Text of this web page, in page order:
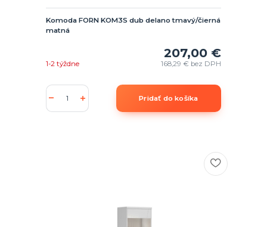
Komoda FORN KOM3S dub delano tmavý/čierná
matná
207,00 €
168,29 € bez DPH
1-2 týždne
Pridať do košíka